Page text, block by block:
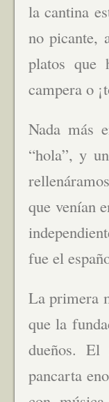
la cantina
no picante,
platos que
campera o
Nada más
“hola”, y
que venían
fue el
La primera
que la
dueños. El
pancarta